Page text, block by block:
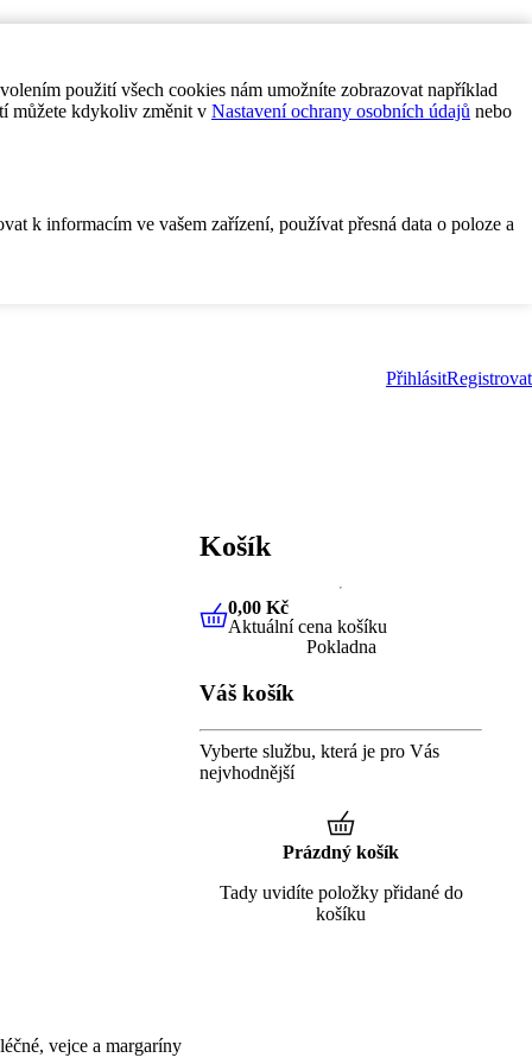
použití všech cookies nám umožníte zobrazovat například
můžete kdykoliv změnit v Nastavení ochrany osobních údajů nebo
k informacím ve vašem zařízení, používat přesná data o poloze a
PřihlásitRegistrovat
vejce a margaríny
Košík
0,00 KčAktuální cena košíku
0,00 Kč
Aktuální cena košíku
Pokladna
Váš košík
Vyberte službu, která je pro Vás
nejvhodnější
Prázdný košík
Tady uvidíte položky přidané do
košíku